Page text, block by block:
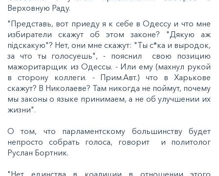
Верховную Раду.
"Представь, вот приеду я к себе в Одессу и что мне
избиратели скажут об этом законе? "Дякую аж
підскакую"? Нет, они мне скажут: "Ты с*ка и выродок,
за что ты голосуешь", - пояснил свою позицию
мажоритарщик из Одессы. - Или ему (махнул рукой
в сторону коллеги. - Прим.Авт.) что в Харькове
скажут? В Николаеве? Там никогда не поймут, почему
мы законы о языке принимаем, а не об улучшении их
жизни".
О том, что парламентскому большинству будет
непросто собрать голоса, говорит и политолог
Руслан Бортник.
"Нет единства в коалиции в отношении этого